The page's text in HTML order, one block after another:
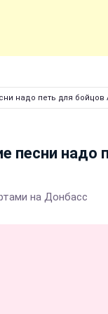
надо петь для бойцов
песни надо
на Донбасс